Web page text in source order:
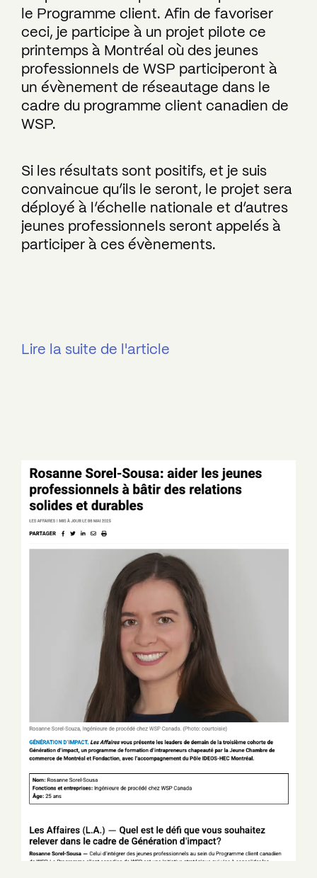
le Programme client. Afin de favoriser
ceci, je participe à un projet pilote ce
printemps à Montréal où des jeunes
professionnels de WSP participeront à
un évènement de réseautage dans le
cadre du programme client canadien de
WSP.
Si les résultats sont positifs, et je suis
convaincue qu’ils le seront, le projet sera
déployé à l’échelle nationale et d’autres
jeunes professionnels seront appelés à
participer à ces évènements.
Lire la suite de l'article